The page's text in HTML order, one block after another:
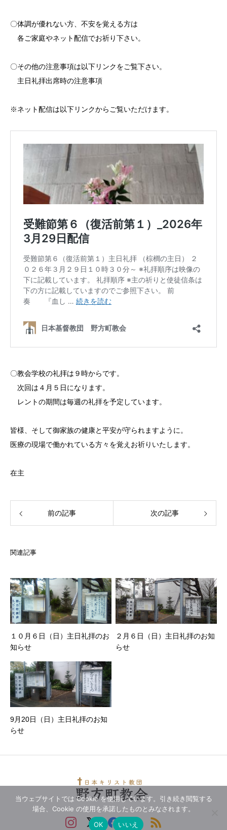
〇体調が優れない方、不安を覚える方は
各ご家庭やネット配信でお祈り下さい。
〇その他の注意事項は以下リンクをご覧下さい。
主日礼拝出席時の注意事項
※ネット配信は以下リンクからご覧いただけます。
〇教会学校の礼拝は９時からです。
次回は４月５日になります。
レントの期間は毎週の礼拝を予定しています。
皆様、そして御家族の健康と平安が守られますように。
医療の現場で働かれている方々を覚えお祈りいたします。
在主
前の記事 次の記事
関連記事
１０月６日（日）主日礼拝のお
知らせ
２月６日（日）主日礼拝のお知
らせ
9月20日（日）主日礼拝のお知
らせ
当ウェブサイトでは Cookie を使用しています。引き続き閲覧する
場合、Cookie の使用を承諾したものとみなされます。
OK
いいえ